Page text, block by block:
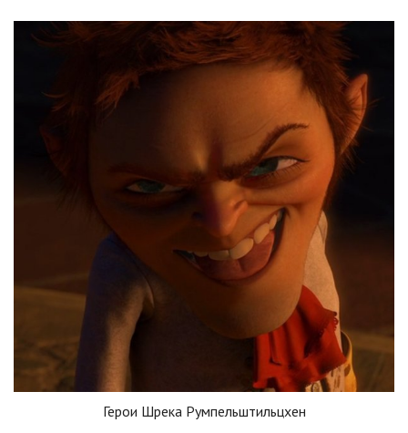
Герои Шрека Румпельштильцхен